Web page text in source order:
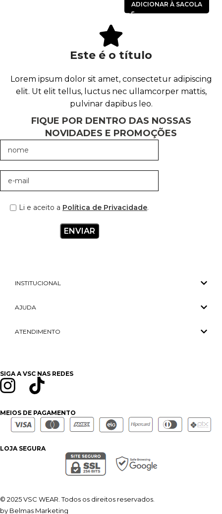
ADICIONAR À SACOLA
Este é o título
Lorem ipsum dolor sit amet, consectetur adipiscing
elit. Ut elit tellus, luctus nec ullamcorper mattis,
pulvinar dapibus leo.
FIQUE POR DENTRO DAS NOSSAS
NOVIDADES E PROMOÇÕES
Li e aceito a Política de Privacidade.
INSTITUCIONAL
AJUDA
ATENDIMENTO
SIGA A VSC NAS REDES
MEIOS DE PAGAMENTO
LOJA SEGURA
© 2025 VSC WEAR. Todos os direitos reservados.
by Belmas Marketing